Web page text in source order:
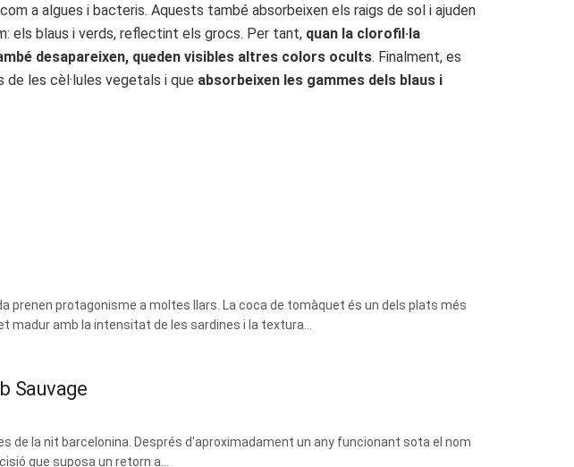
a algues i bacteris. Aquests també absorbeixen els raigs de sol i ajuden
els blaus i verds, reflectint els grocs. Per tant, quan la clorofil·la
desapareixen, queden visibles altres colors ocults. Finalment, es
les cèl·lules vegetals i que absorbeixen les gammes dels blaus i
protagonisme a moltes llars. La coca de tomàquet és un dels plats més
amb la intensitat de les sardines i la textura...
Sauvage
de la nit barcelonina. Després d'aproximadament un any funcionant sota el nom
que suposa un retorn a...